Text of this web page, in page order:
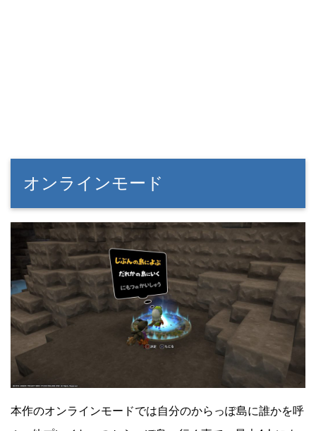
オンラインモード
本作のオンラインモードでは自分のからっぽ島に誰かを呼